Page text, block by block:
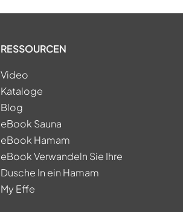
RESSOURCEN
Video
Kataloge
Blog
eBook Sauna
eBook Hamam
eBook Verwandeln Sie Ihre
Dusche In ein Hamam
My Effe